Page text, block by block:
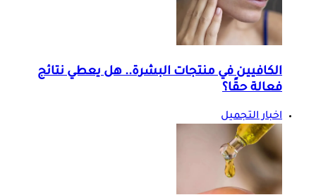
الكافيين في منتجات البشرة.. هل يعطي نتائج
فعالة حقًا؟
اخبار التجميل